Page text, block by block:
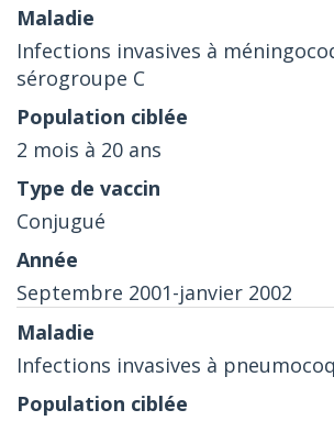
Infections invasives à
sérogroupe C
2 mois à 20 ans
Conjugué
Septembre 2001-janvier 2002
Infections invasives à